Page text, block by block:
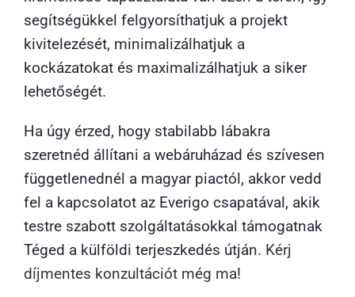
segítségükkel felgyorsíthatjuk a projekt
kivitelezését, minimalizálhatjuk a
kockázatokat és maximalizálhatjuk a siker
lehetőségét.
Ha úgy érzed, hogy stabilabb lábakra
szeretnéd állítani a webáruházad és szívesen
függetlenednél a magyar piactól, akkor vedd
fel a kapcsolatot az Everigo csapatával, akik
testre szabott szolgáltatásokkal támogatnak
Téged a külföldi terjeszkedés útján. Kérj
díjmentes konzultációt még ma!